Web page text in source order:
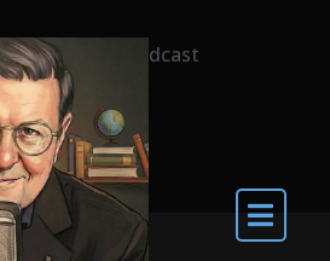
Voice Design Podcast